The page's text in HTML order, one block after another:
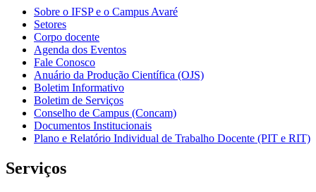
Sobre o IFSP e o Campus Avaré
Setores
Corpo docente
Agenda dos Eventos
Fale Conosco
Anuário da Produção Científica (OJS)
Boletim Informativo
Boletim de Serviços
Conselho de Campus (Concam)
Documentos Institucionais
Plano e Relatório Individual de Trabalho Docente (PIT e RIT)
Serviços